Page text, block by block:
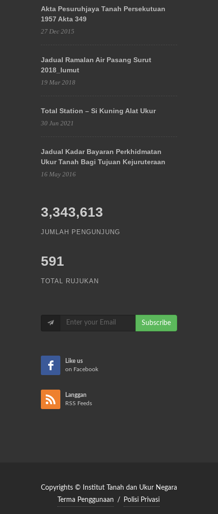
Akta Pesuruhjaya Tanah Persekutuan
1957 Akta 349
27 Dec 2015
Jadual Ramalan Air Pasang Surut
2018_lumut
19 Mar 2018
Total Station – Si Kuning Alat Ukur
30 Jun 2021
Jadual Kadar Bayaran Perkhidmatan
Ukur Tanah Bagi Tujuan Kejuruteraan
16 May 2016
3,343,613
JUMLAH PENGUNJUNG
591
TOTAL RUJUKAN
Subscribe
Like us
on Facebook
Langgan
RSS Feeds
Copyrights © Institut Tanah dan Ukur Negara
Terma Penggunaan
/ Polisi Privasi